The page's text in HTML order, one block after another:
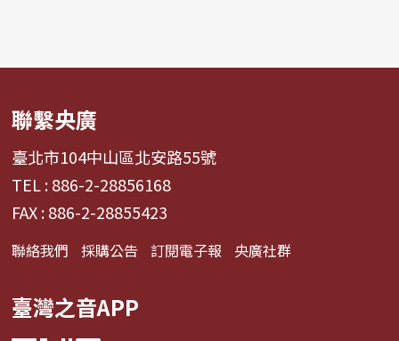
聯繫央廣
臺北市104中山區北安路55號
TEL : 886-2-28856168
FAX : 886-2-28855423
聯絡我們 採購公告 訂閱電子報 央廣社群
臺灣之音APP